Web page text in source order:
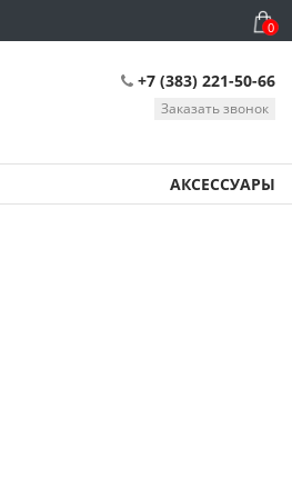
0
+7 (383) 221-50-66
Заказать звонок
АКСЕССУАРЫ